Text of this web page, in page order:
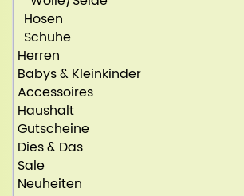
Hosen
Schuhe
Herren
Babys & Kleinkinder
Accessoires
Haushalt
Gutscheine
Dies & Das
Sale
Neuheiten